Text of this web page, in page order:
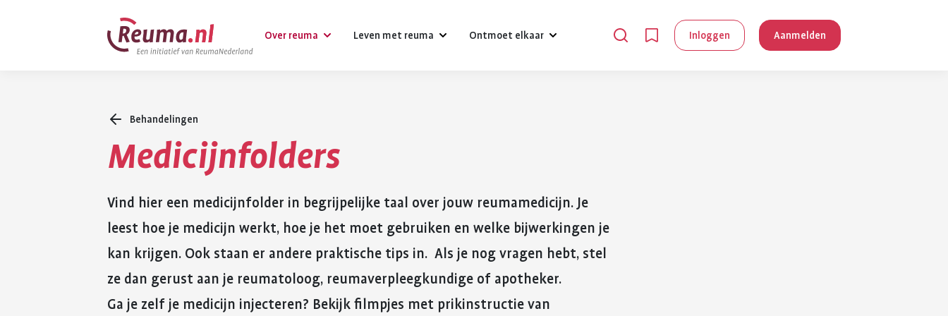
Over reuma
Diagnose
Vormen van reuma
Komt ook voor bij reuma
Diagnose reuma:
wat nu?
Je hebt gehoord dat je reuma
komt veel op je af. Je moet
wennen aan leven met
Leven met reuma
Een gezonde leefstijl
Werk
Hulpmiddelen en aanpassingen
Zorgverzekering
Voeding en
reuma
Gezonde voeding is
Ontmoet elkaar
Lotgenoten zoeken
Inloggen Aanmelden
Behandelingen
Medicijnfolders
Vind hier een medicijnfolder in begrijpelijke taal over jouw reumamedicijn. Je
leest hoe je medicijn werkt, hoe je het moet gebruiken en welke bijwerkingen je
kan krijgen. Ook staan er andere praktische tips in. Als je nog vragen hebt, stel
ze dan gerust aan je reumatoloog, reumaverpleegkundige of apotheker.
Ga je zelf je medicijn injecteren? Bekijk filmpjes met prikinstructie van